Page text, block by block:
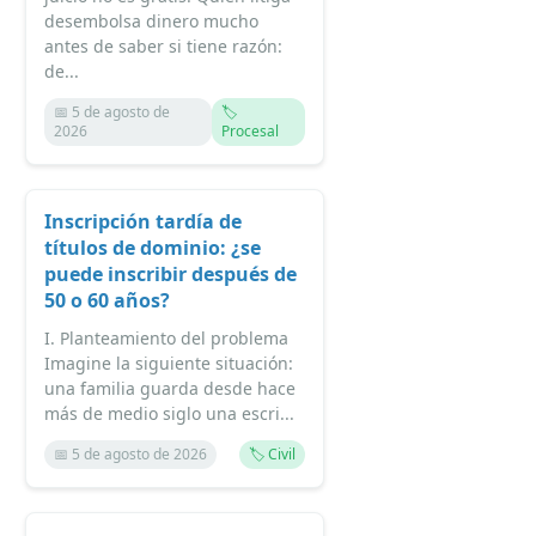
desembolsa dinero mucho
antes de saber si tiene razón:
de...
📅 5 de agosto de
2026
🏷️
Procesal
Inscripción tardía de
títulos de dominio: ¿se
puede inscribir después de
50 o 60 años?
I. Planteamiento del problema
Imagine la siguiente situación:
una familia guarda desde hace
más de medio siglo una escri...
📅 5 de agosto de 2026 🏷️ Civil